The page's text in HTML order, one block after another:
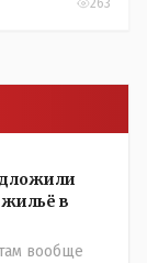
263
в
вообще